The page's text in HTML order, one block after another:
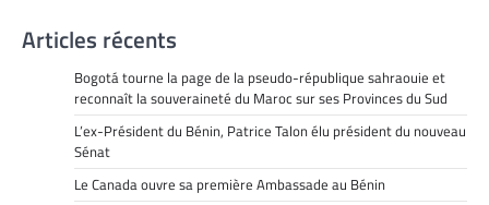
Articles récents
Bogotá tourne la page de la pseudo-république sahraouie et
reconnaît la souveraineté du Maroc sur ses Provinces du Sud
L’ex-Président du Bénin, Patrice Talon élu président du nouveau
Sénat
Le Canada ouvre sa première Ambassade au Bénin